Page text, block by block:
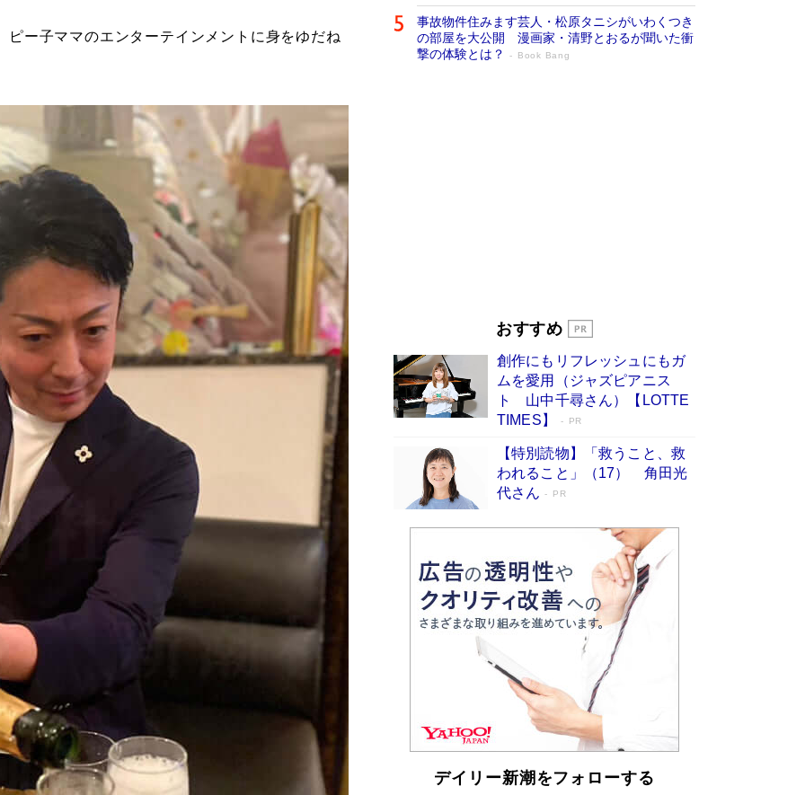
ー子ママのエンターテインメントに身をゆだね
事故物件住みます芸人・松原タニシがいわくつき
の部屋を大公開 漫画家・清野とおるが聞いた衝
撃の体験とは？
Book Bang
で決まっている 東大生に早生まれが少ない理由
坂本龍一「ステージ4」のガンとの闘病を語る
Book Bang
おすすめ
創作にもリフレッシュにもガ
ムを愛用（ジャズピアニス
ト 山中千尋さん）【LOTTE
TIMES】
PR
【特別読物】「救うこと、救
われること」（17） 角田光
代さん
PR
デイリー新潮をフォローする